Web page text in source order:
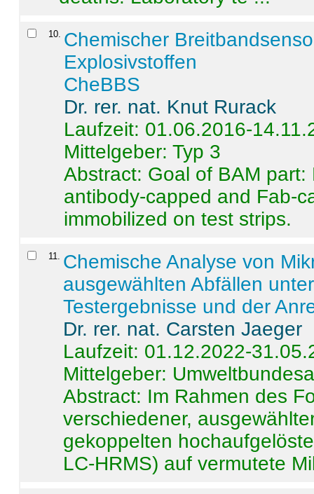
10 Chemischer
Explosivstoffen
CheBBS
Dr. rer. nat. Knut Rurack
Laufzeit: 01.06.2016-
Mittelgeber: Typ 3
Abstract: Goal of BAM
antibody-capped and Fab-
immobilized on test strips.
11
Chemische Analyse von
ausgewählten Abfällen
Testergebnisse und der
Dr. rer. nat. Carsten Jaeger
Laufzeit: 01.12.2022-
Mittelgeber:
Abstract: Im Rahmen des
verschiedener,
gekoppelten
LC-HRMS) auf vermutete